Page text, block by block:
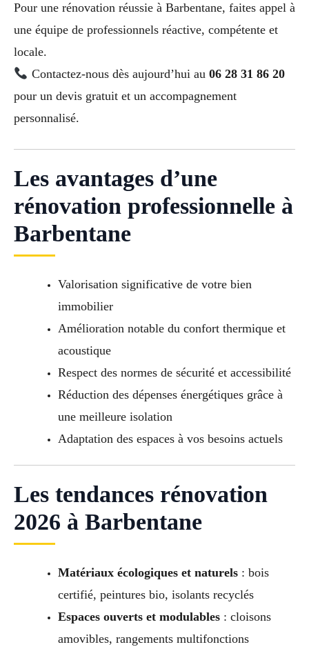
Pour une rénovation réussie à Barbentane, faites appel à
une équipe de professionnels réactive, compétente et
locale.
Contactez-nous dès aujourd’hui au 06 28 31 86 20
pour un devis gratuit et un accompagnement
personnalisé.
Les avantages d’une
rénovation professionnelle à
Barbentane
Valorisation significative de votre bien
immobilier
Amélioration notable du confort thermique et
acoustique
Respect des normes de sécurité et accessibilité
Réduction des dépenses énergétiques grâce à
une meilleure isolation
Adaptation des espaces à vos besoins actuels
Les tendances rénovation
2026 à Barbentane
Matériaux écologiques et naturels: bois
certifié, peintures bio, isolants recyclés
Espaces ouverts et modulables: cloisons
amovibles, rangements multifonctions